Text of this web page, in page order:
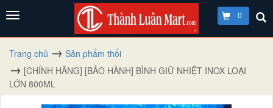
0
Trang chủ
Sản phẩm thổi
[CHÍNH HÃNG] [BẢO HÀNH] BÌNH GIỮ NHIỆT INOX LOẠI
LỚN 800ML